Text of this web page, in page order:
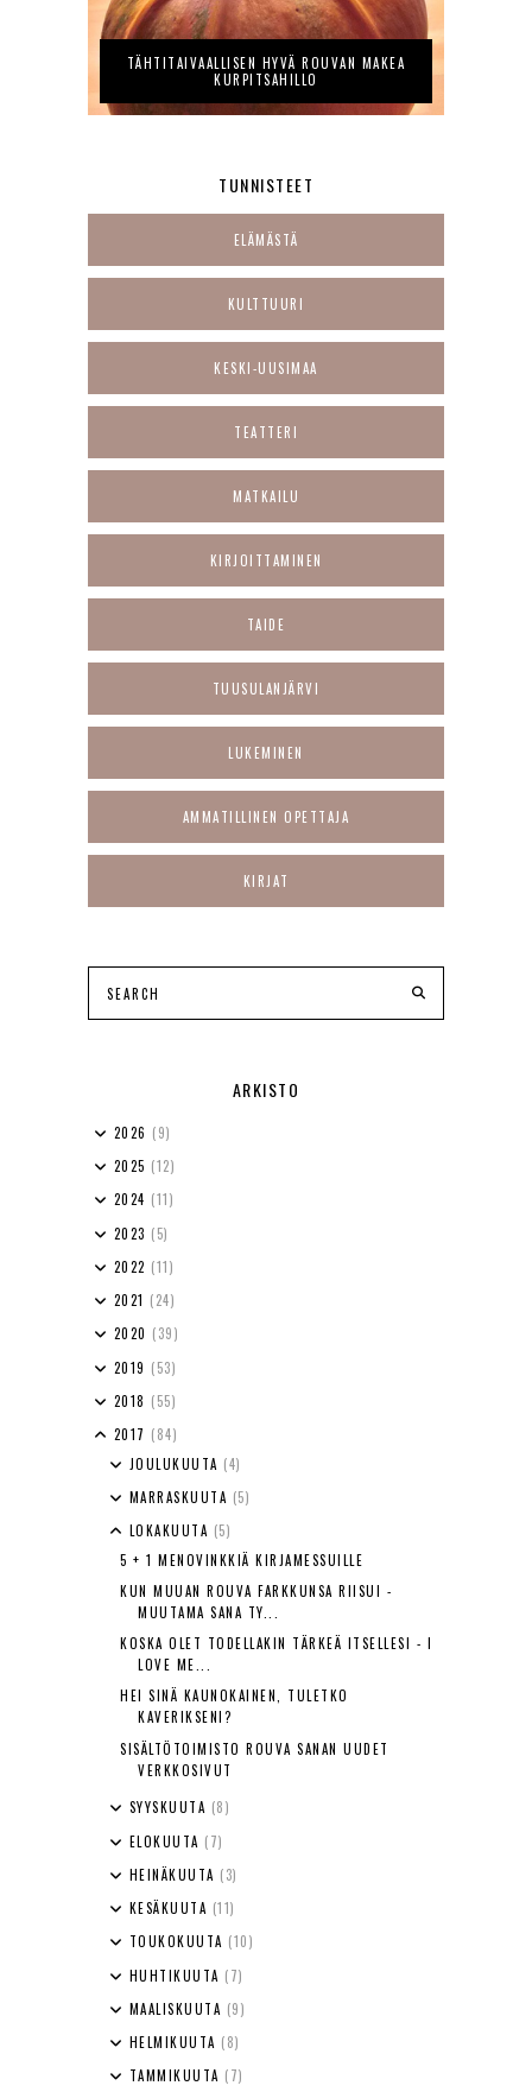
TÄHTITAIVAALLISEN HYVÄ ROUVAN MAKEA
KURPITSAHILLO
TUNNISTEET
ELÄMÄSTÄ
KULTTUURI
KESKI-UUSIMAA
TEATTERI
MATKAILU
KIRJOITTAMINEN
TAIDE
TUUSULANJÄRVI
LUKEMINEN
AMMATILLINEN OPETTAJA
KIRJAT
ARKISTO
2026 (9)
2025 (12)
2024 (11)
2023 (5)
2022 (11)
2021 (24)
2020 (39)
2019 (53)
2018 (55)
2017 (84)
JOULUKUUTA (4)
MARRASKUUTA (5)
LOKAKUUTA (5)
5 + 1 MENOVINKKIÄ KIRJAMESSUILLE
KUN MUUAN ROUVA FARKKUNSA RIISUI -
MUUTAMA SANA TY...
KOSKA OLET TODELLAKIN TÄRKEÄ ITSELLESI - I
LOVE ME...
HEI SINÄ KAUNOKAINEN, TULETKO
KAVERIKSENI?
SISÄLTÖTOIMISTO ROUVA SANAN UUDET
VERKKOSIVUT
SYYSKUUTA (8)
ELOKUUTA (7)
HEINÄKUUTA (3)
KESÄKUUTA (11)
TOUKOKUUTA (10)
HUHTIKUUTA (7)
MAALISKUUTA (9)
HELMIKUUTA (8)
TAMMIKUUTA (7)